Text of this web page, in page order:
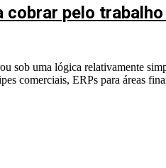
pelo
uma lógica relativamente
comerciais, ERPs para áreas